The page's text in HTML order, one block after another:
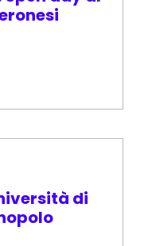
di